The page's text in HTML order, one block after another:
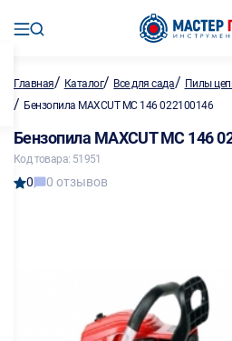
Главная/ Каталог/ Все для сада/ Пилы
/ Бензопила MAXCUT MC 146 022100146
Бензопила MAXCUT MC 146
Код товара: 51951
0 0 отзывов